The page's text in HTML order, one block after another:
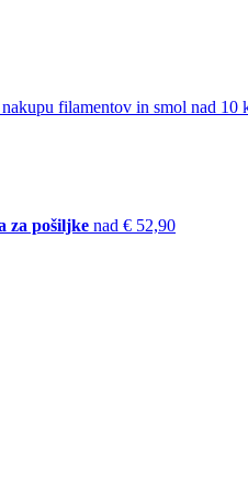
filamentov in smol nad 10
za pošiljke nad € 52,90